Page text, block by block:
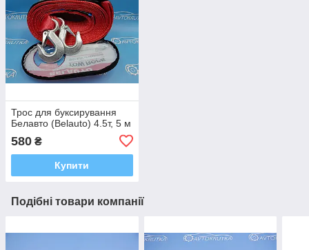
Трос для буксирування
Белавто (Belauto) 4.5т, 5 м
580 ₴
Купити
Подібні товари компанії